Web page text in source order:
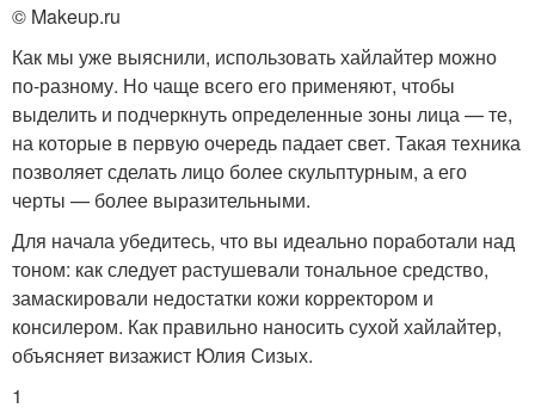
© Makeup.ru
Как мы уже выяснили, использовать хайлайтер можно
по-разному. Но чаще всего его применяют, чтобы
выделить и подчеркнуть определенные зоны лица — те,
на которые в первую очередь падает свет. Такая техника
позволяет сделать лицо более скульптурным, а его
черты — более выразительными.
Для начала убедитесь, что вы идеально поработали над
тоном: как следует растушевали тональное средство,
замаскировали недостатки кожи корректором и
консилером. Как правильно наносить сухой хайлайтер,
объясняет визажист Юлия Сизых.
1